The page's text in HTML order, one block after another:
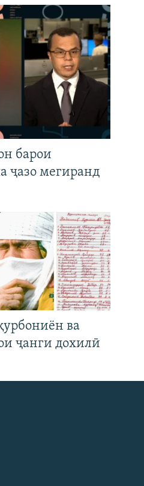
барои
ҷазо мегиранд
ва
ҷанги дохилӣ